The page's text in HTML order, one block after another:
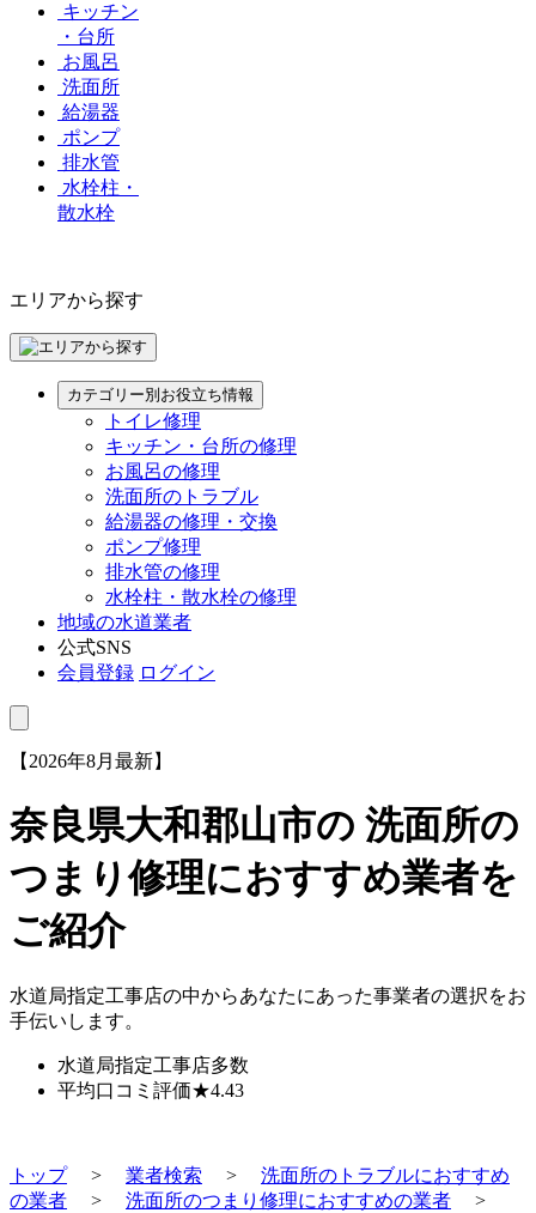
キッチン
・台所
お風呂
洗面所
給湯器
ポンプ
排水管
水栓柱・
散水栓
エリアから探す
カテゴリー別お役立ち情報
トイレ修理
キッチン・台所の修理
お風呂の修理
洗面所のトラブル
給湯器の修理・交換
ポンプ修理
排水管の修理
水栓柱・散水栓の修理
地域の水道業者
公式SNS
会員登録 ログイン
【2026年8月最新】
奈良県大和郡山市の 洗面所の
つまり修理におすすめ業者を
ご紹介
水道局指定工事店の中からあなたにあった事業者の選択をお
手伝いします。
水道局指定工事店多数
平均口コミ評価★4.43
トップ> 業者検索 > 洗面所のトラブルにおすすめ
の業者 > 洗面所のつまり修理におすすめの業者 >